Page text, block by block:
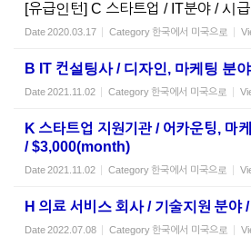
[유급인턴] C 스타트업 / IT분야 / 시
Date2020.03.17 Category 한국에서 미국으로
B IT 컨설팅사 / 디자인, 마케팅 분
Date2021.11.02 Category 한국에서 미국으로
K 스타트업 지원기관 / 어카운팅, 마
/ $3,000(month)
Date2021.11.02 Category 한국에서 미국으로
H 의료 서비스 회사 / 기술지원 분
Date2022.07.08 Category 한국에서 미국으로